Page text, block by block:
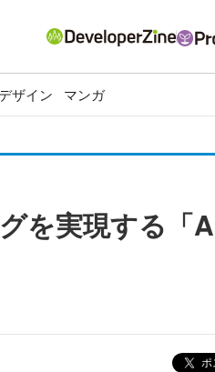
ザイン マンガ
を実現する「
ポ